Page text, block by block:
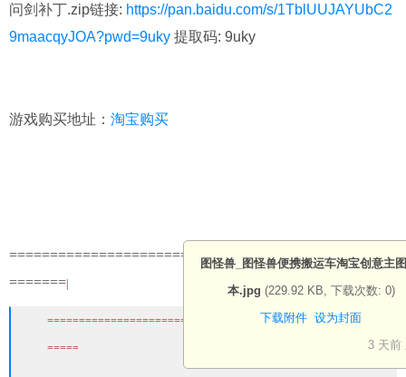
问剑补丁.zip链接: https://pan.baidu.com/s/1TblUUJAYUbC2
9maacqyJOA?pwd=9uky 提取码: 9uky
游戏购买地址： 淘宝购买
图怪兽_图怪兽便携搬运车淘宝创意主
本.jpg (229.92 KB, 下载次数: 0)
下载附件 设为封面
3 天前
===============================================
=======
=======================================================
=====